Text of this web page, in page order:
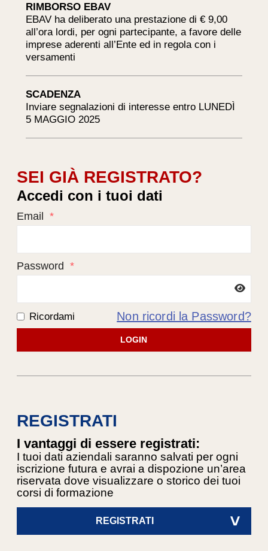
RIMBORSO EBAV
EBAV ha deliberato una prestazione di € 9,00
all’ora lordi, per ogni partecipante, a favore delle
imprese aderenti all’Ente ed in regola con i
versamenti
SCADENZA
Inviare segnalazioni di interesse entro LUNEDÌ
5 MAGGIO 2025
SEI GIÀ REGISTRATO?
Accedi con i tuoi dati
Email *
Password *
Ricordami Non ricordi la Password?
LOGIN
REGISTRATI
I vantaggi di essere registrati:
I tuoi dati aziendali saranno salvati per ogni
iscrizione futura e avrai a dispozione un’area
riservata dove visualizzare o storico dei tuoi
corsi di formazione
REGISTRATI >